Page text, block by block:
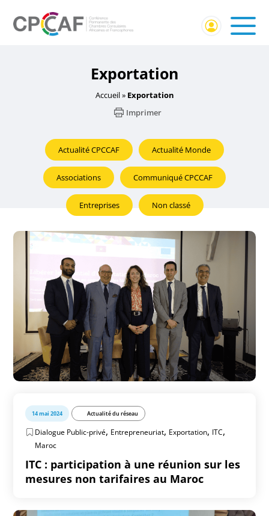
Exportation
Accueil» Exportation
Imprimer
Actualité CPCCAF Actualité Monde
Associations Communiqué CPCCAF
Entreprises Non classé
14 mai 2024 Actualité du réseau
Dialogue Public-privé, Entrepreneuriat, Exportation, ITC,
Maroc
ITC : participation à une réunion sur les
mesures non tarifaires au Maroc